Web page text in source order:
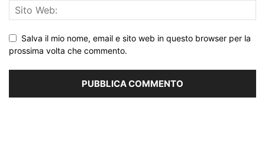
Salva il mio nome, email e sito web in questo browser per la
prossima volta che commento.